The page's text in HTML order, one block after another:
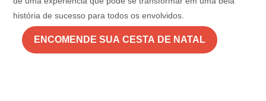
história de sucesso para todos os envolvidos.
ENCOMENDE SUA CESTA DE NATAL